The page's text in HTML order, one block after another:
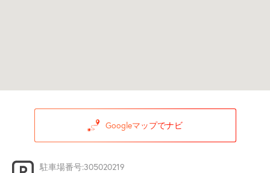
Googleマップでナビ
駐車場番号:305020219